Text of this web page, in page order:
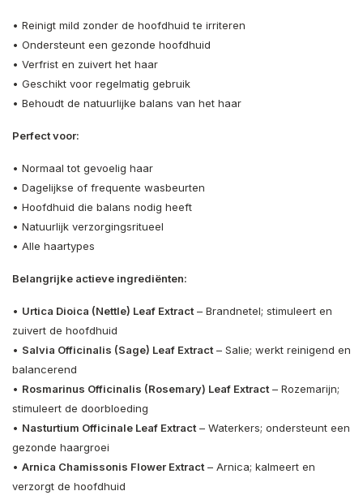
• Reinigt mild zonder de hoofdhuid te irriteren
• Ondersteunt een gezonde hoofdhuid
• Verfrist en zuivert het haar
• Geschikt voor regelmatig gebruik
• Behoudt de natuurlijke balans van het haar
Perfect voor:
• Normaal tot gevoelig haar
• Dagelijkse of frequente wasbeurten
• Hoofdhuid die balans nodig heeft
• Natuurlijk verzorgingsritueel
• Alle haartypes
Belangrijke actieve ingrediënten:
• Urtica Dioica (Nettle) Leaf Extract – Brandnetel; stimuleert en
zuivert de hoofdhuid
• Salvia Officinalis (Sage) Leaf Extract – Salie; werkt reinigend en
balancerend
• Rosmarinus Officinalis (Rosemary) Leaf Extract – Rozemarijn;
stimuleert de doorbloeding
• Nasturtium Officinale Leaf Extract – Waterkers; ondersteunt een
gezonde haargroei
• Arnica Chamissonis Flower Extract – Arnica; kalmeert en
verzorgt de hoofdhuid